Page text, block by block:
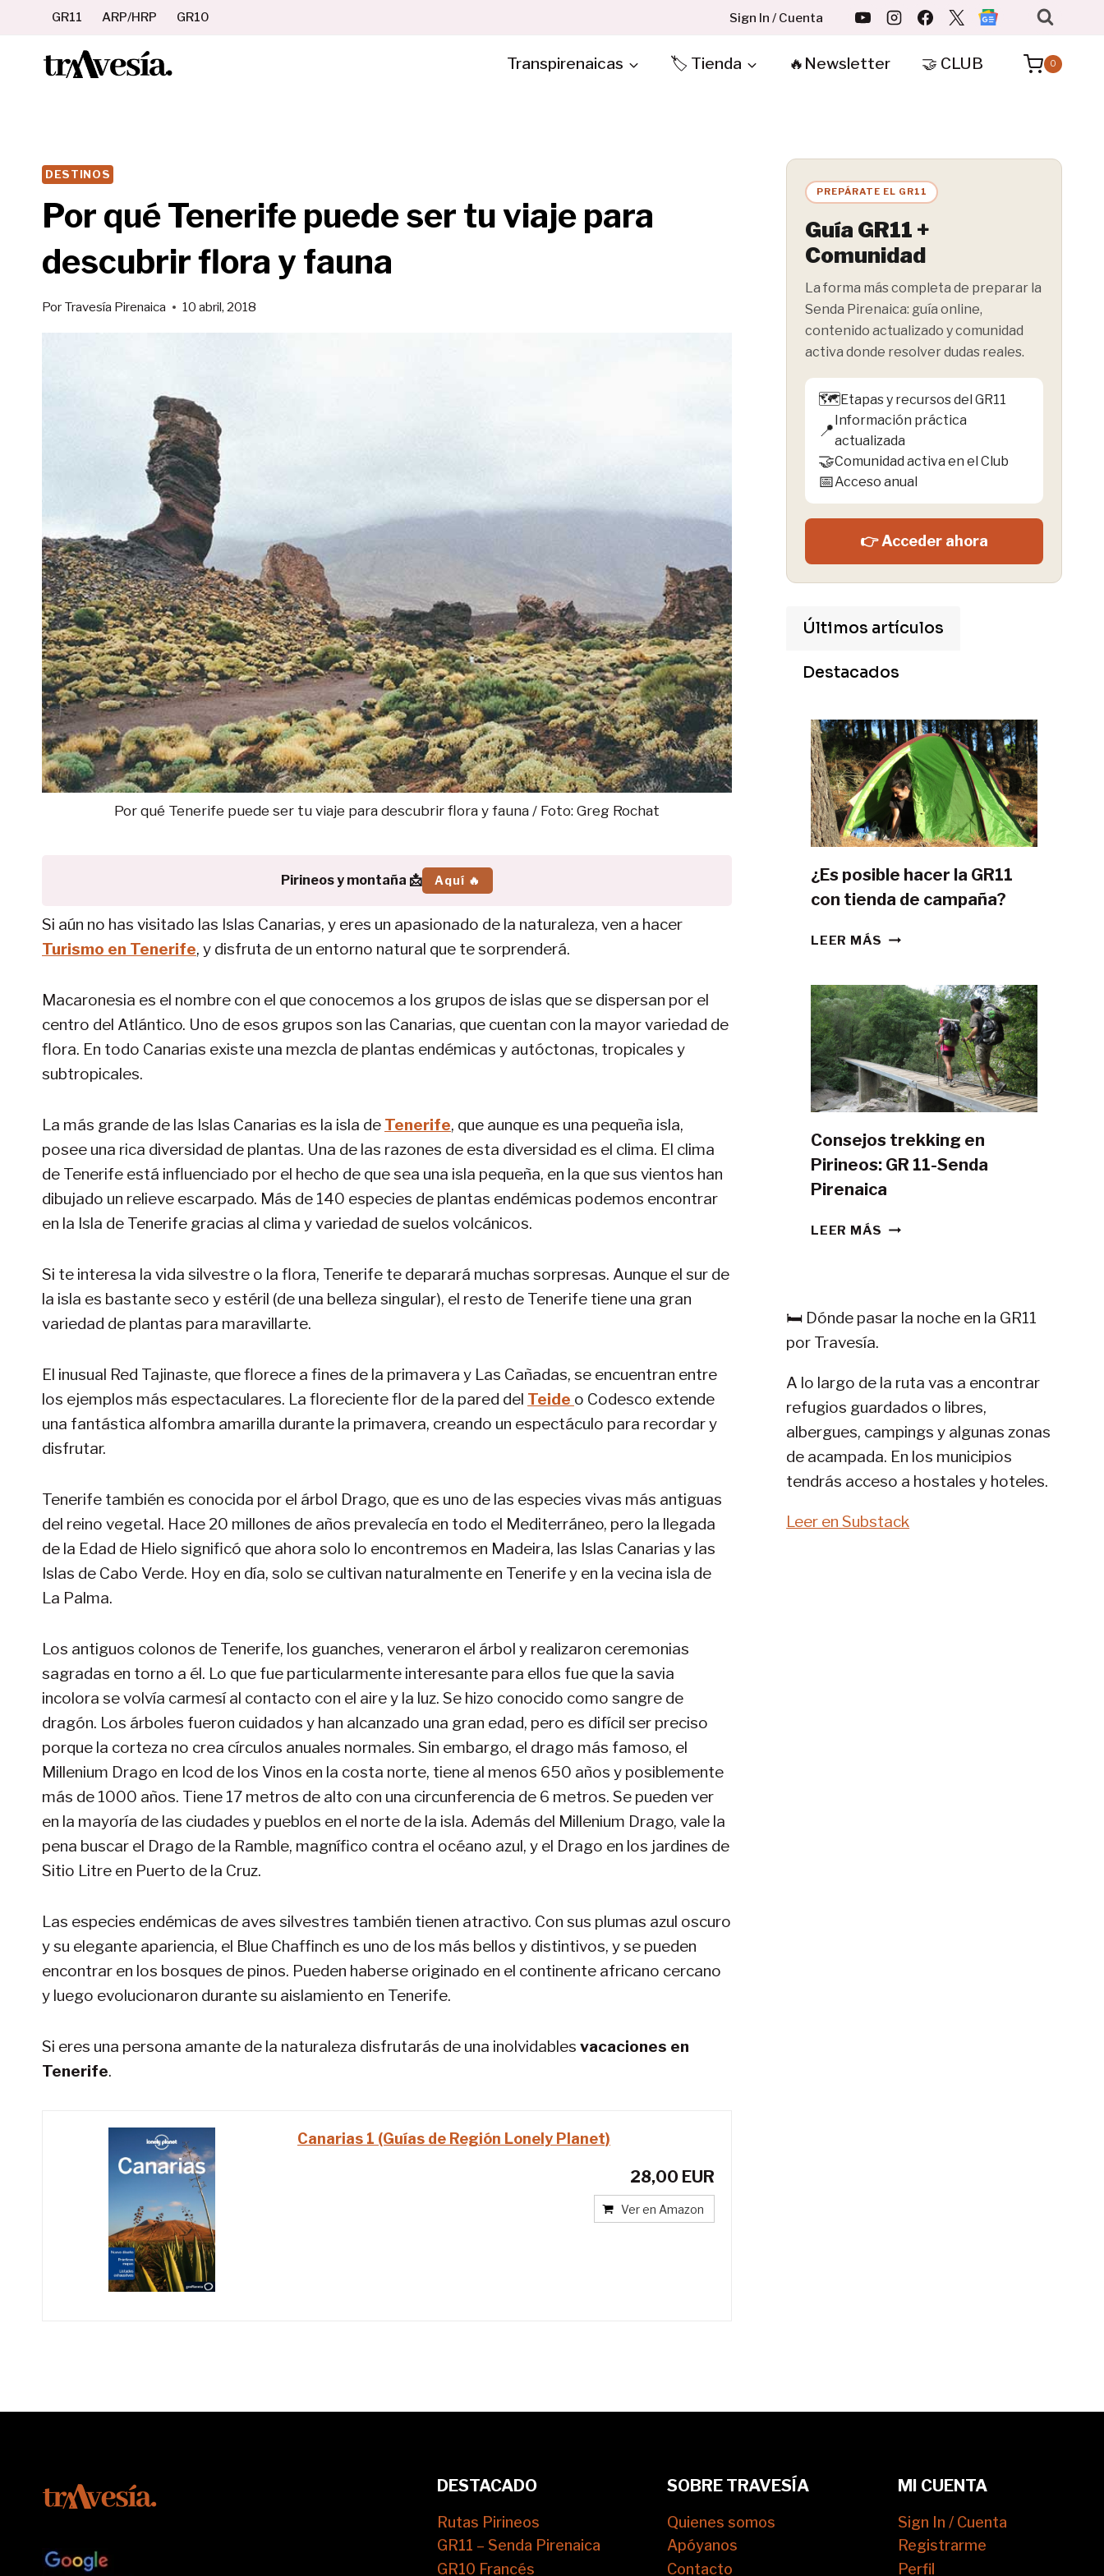
contenido
GR11 ARP/HRP GR10 Sign In / Cuenta
Transpirenaicas 🏷️ Tienda 🔥Newsletter 🤝 CLUB 0
DESTINOS
Por qué Tenerife puede ser tu viaje para
descubrir flora y fauna
Por Travesía Pirenaica 10 abril, 2018
Por qué Tenerife puede ser tu viaje para descubrir flora y fauna / Foto: Greg Rochat
Pirineos y montaña 📩 Aquí 🔥
Si aún no has visitado las Islas Canarias, y eres un apasionado de la naturaleza, ven a hacer
Turismo en Tenerife, y disfruta de un entorno natural que te sorprenderá.
Macaronesia es el nombre con el que conocemos a los grupos de islas que se dispersan por el
centro del Atlántico. Uno de esos grupos son las Canarias, que cuentan con la mayor variedad de
flora. En todo Canarias existe una mezcla de plantas endémicas y autóctonas, tropicales y
subtropicales.
La más grande de las Islas Canarias es la isla de Tenerife, que aunque es una pequeña isla,
posee una rica diversidad de plantas. Una de las razones de esta diversidad es el clima. El clima
de Tenerife está influenciado por el hecho de que sea una isla pequeña, en la que sus vientos han
dibujado un relieve escarpado. Más de 140 especies de plantas endémicas podemos encontrar
en la Isla de Tenerife gracias al clima y variedad de suelos volcánicos.
Si te interesa la vida silvestre o la flora, Tenerife te deparará muchas sorpresas. Aunque el sur de
la isla es bastante seco y estéril (de una belleza singular), el resto de Tenerife tiene una gran
variedad de plantas para maravillarte.
El inusual Red Tajinaste, que florece a fines de la primavera y Las Cañadas, se encuentran entre
los ejemplos más espectaculares. La floreciente flor de la pared del Teide o Codesco extende
una fantástica alfombra amarilla durante la primavera, creando un espectáculo para recordar y
disfrutar.
Tenerife también es conocida por el árbol Drago, que es uno de las especies vivas más antiguas
del reino vegetal. Hace 20 millones de años prevalecía en todo el Mediterráneo, pero la llegada
de la Edad de Hielo significó que ahora solo lo encontremos en Madeira, las Islas Canarias y las
Islas de Cabo Verde. Hoy en día, solo se cultivan naturalmente en Tenerife y en la vecina isla de
La Palma.
Los antiguos colonos de Tenerife, los guanches, veneraron el árbol y realizaron ceremonias
sagradas en torno a él. Lo que fue particularmente interesante para ellos fue que la savia
incolora se volvía carmesí al contacto con el aire y la luz. Se hizo conocido como sangre de
dragón. Los árboles fueron cuidados y han alcanzado una gran edad, pero es difícil ser preciso
porque la corteza no crea círculos anuales normales. Sin embargo, el drago más famoso, el
Millenium Drago en Icod de los Vinos en la costa norte, tiene al menos 650 años y posiblemente
más de 1000 años. Tiene 17 metros de alto con una circunferencia de 6 metros. Se pueden ver
en la mayoría de las ciudades y pueblos en el norte de la isla. Además del Millenium Drago, vale la
pena buscar el Drago de la Ramble, magnífico contra el océano azul, y el Drago en los jardines de
Sitio Litre en Puerto de la Cruz.
Las especies endémicas de aves silvestres también tienen atractivo. Con sus plumas azul oscuro
y su elegante apariencia, el Blue Chaffinch es uno de los más bellos y distintivos, y se pueden
encontrar en los bosques de pinos. Pueden haberse originado en el continente africano cercano
y luego evolucionaron durante su aislamiento en Tenerife.
Si eres una persona amante de la naturaleza disfrutarás de una inolvidables vacaciones en
Tenerife.
Canarias 1 (Guías de Región Lonely Planet)
28,00 EUR
Ver en Amazon
PREPÁRATE EL GR11
Guía GR11 +
Comunidad
La forma más completa de preparar la
Senda Pirenaica: guía online,
contenido actualizado y comunidad
activa donde resolver dudas reales.
🗺️Etapas y recursos del GR11
📍
Información práctica
actualizada
🤝Comunidad activa en el Club
📅Acceso anual
👉 Acceder ahora
Últimos artículos
Destacados
¿Es posible hacer la GR11
con tienda de campaña?
LEER MÁS ¿ES
LA
GR11
CON
TIENDA
DE
CAMPAÑA?
Consejos trekking en
Pirineos: GR 11-Senda
Pirenaica
LEER MÁS CONSEJOS
11-
🛏️ Dónde pasar la noche en la GR11
por Travesía.
A lo largo de la ruta vas a encontrar
refugios guardados o libres,
albergues, campings y algunas zonas
de acampada. En los municipios
tendrás acceso a hostales y hoteles.
Leer en Substack
DESTACADO
Rutas Pirineos
GR11 – Senda Pirenaica
GR10 Francés
SOBRE TRAVESÍA
Quienes somos
Apóyanos
Contacto
MI CUENTA
Sign In / Cuenta
Registrarme
Perfil